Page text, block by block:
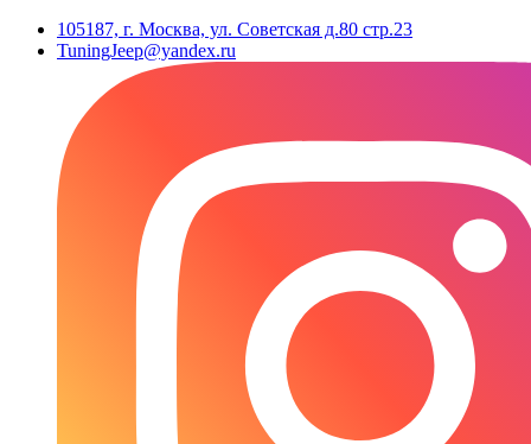
105187, г. Москва, ул. Советская д.80 стр.23
TuningJeep@yandex.ru